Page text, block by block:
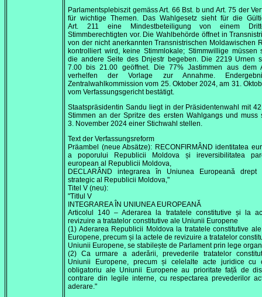
Parlamentsplebiszit gemäss Art. 66 Bst. b und Art. 75 der
für wichtige Themen. Das Wahlgesetz sieht für die
Art. 211 eine Mindestbeteiligung von einem
Stimmberechtigten vor. Die Wahlbehörde öffnet in
von der nicht anerkannten Transnistrischen Moldawischen
kontrolliert wird, keine Stimmlokale; Stimmwillige müssen
die andere Seite des Dnjestr begeben. Die 2219 Urnen
7.00 bis21.00 geöffnet. Die 77% Jastimmen aus dem
verhelfen der Vorlage zur Annahme.
Zentralwahlkommission vom 25. Oktober 2024, am 31.
vom Verfassungsgericht bestätigt.
Staatspräsidentin Sandu liegt in der Präsidentenwahl mit
Stimmen an der Spritze des ersten Wahlgangs und muss
3. November 2024 einer Stichwahl stellen.
Text der Verfassungsreform
Präambel (neue Absätze): RECONFIRMÂND identitatea
a poporului Republicii Moldova și ireversibilitatea
european al Republicii Moldova,
DECLARÂND integrarea în Uniunea Europeană drept
strategic al Republicii Moldova,"
Titel V (neu):
"Titlul V
INTEGRAREA ÎN UNIUNEA EUROPEANĂ
Articolul 140 – Aderarea la tratatele constitutive și la
revizuire a tratatelor constitutive ale Uniunii Europene
(1) Aderarea Republicii Moldova la tratatele constitutive
Europene, precum și la actele de revizuire a tratatelor
Uniunii Europene, se stabilește de Parlament prin lege
(2) Ca urmare a aderării, prevederile tratatelor
Uniunii Europene, precum și celelalte acte juridice cu
obligatoriu ale Uniunii Europene au prioritate față de
contrare din legile interne, cu respectarea prevederilor
aderare."